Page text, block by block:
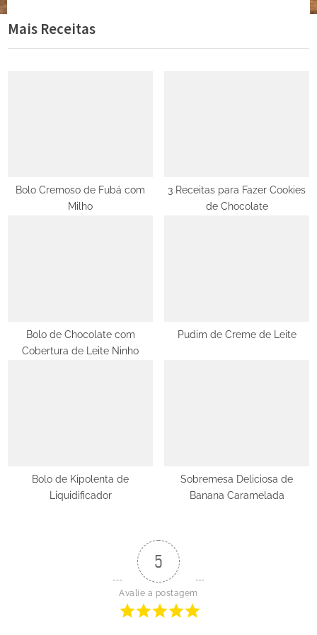
Post
v
i
t
t
Mais Receitas
Bolo Cremoso de Fubá com
Milho
3 Receitas para Fazer Cookies
de Chocolate
Bolo de Chocolate com
Cobertura de Leite Ninho
Pudim de Creme de Leite
Bolo de Kipolenta de
Liquidificador
Sobremesa Deliciosa de
Banana Caramelada
5
Avalie a postagem